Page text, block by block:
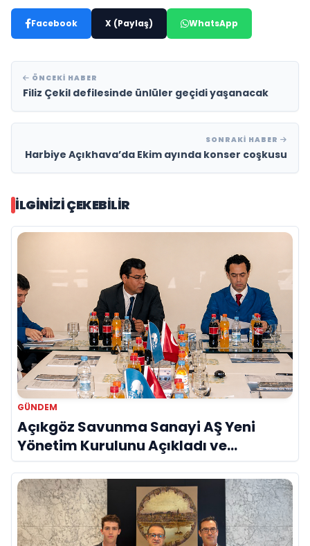
Facebook X (Paylaş) WhatsApp
ÖNCEKI HABER
Filiz Çekil defilesinde ünlüler geçidi yaşanacak
SONRAKI HABER
Harbiye Açıkhava’da Ekim ayında konser coşkusu
İLGINIZI ÇEKEBILIR
GÜNDEM
Açıkgöz Savunma Sanayi AŞ Yeni
Yönetim Kurulunu Açıkladı ve
Savunma Sanayinde Küresel Vizyon
Vurgusu